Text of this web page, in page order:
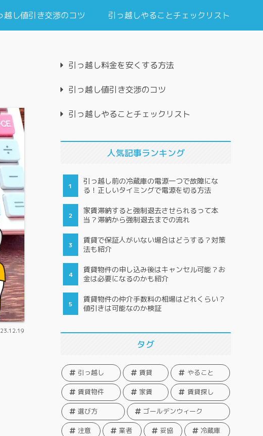
越し値引き交渉のコツ 引っ越しやることチェックリスト
引っ越し料金を安くする方法
引っ越し値引き交渉のコツ
引っ越しやることチェックリスト
人気記事ランキング
引っ越し前の冷蔵庫の電源一つで故障にな
る！正しいタイミングで電源を切る方法
家賃滞納すると強制退去させられるって本
当？滞納から強制退去までの流れ
賃貸で保証人がいない場合はどうする？対策
法も紹介
賃貸物件の申し込み後はキャンセル可能？お
金は必要になるのかも紹介
賃貸物件の仲介手数料の相場はどれくらい？
値引きは可能なのか検証
タグ
引っ越し 賃貸 やること
賃貸物件 家賃 賃貸探し
選び方 ゴールデンウィーク
注意 業者 妥協 冷蔵庫